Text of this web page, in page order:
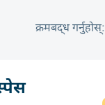
क्रमबद्ध गर्नुहोस्: